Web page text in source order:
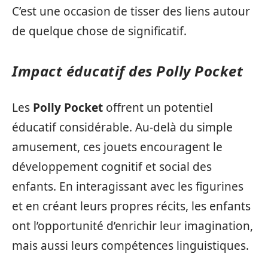
C’est une occasion de tisser des liens autour
de quelque chose de significatif.
Impact éducatif des Polly Pocket
Les Polly Pocket offrent un potentiel
éducatif considérable. Au-delà du simple
amusement, ces jouets encouragent le
développement cognitif et social des
enfants. En interagissant avec les figurines
et en créant leurs propres récits, les enfants
ont l’opportunité d’enrichir leur imagination,
mais aussi leurs compétences linguistiques.